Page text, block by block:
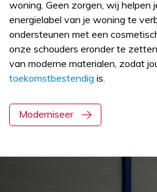
woning. Geen zorgen, wij helpen
energielabel van je woning te
ondersteunen met een
onze schouders eronder te
van moderne materialen, zodat
toekomstbestendig is.
Moderniseer